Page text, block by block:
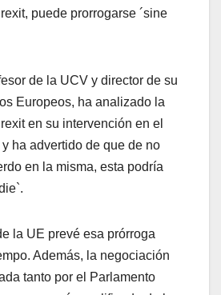
puede prorrogarse ´sine
de la UCV y director de su
Europeos, ha analizado la
en su intervención en el
ha advertido de que de no
en la misma, esta podría
la UE prevé esa prórroga
Además, la negociación
tanto por el Parlamento